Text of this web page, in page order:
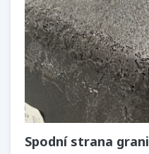
Spodní strana